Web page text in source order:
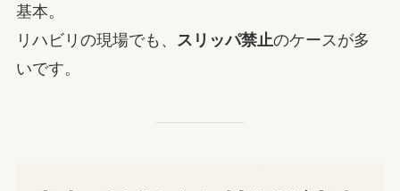
基本。
リハビリの現場でも、
スリッパ禁止のケースが多
いです。